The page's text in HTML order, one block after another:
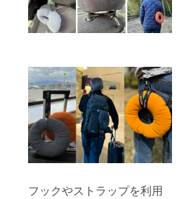
フックやストラップを利用